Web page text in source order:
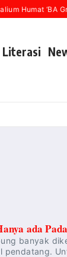
Humat ‘BA
Literasi
ada
banyak